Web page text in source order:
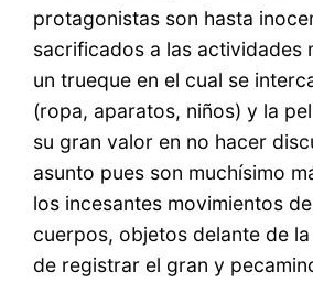
protagonistas son hasta
sacrificados a las actividades
un trueque en el cual se
(ropa, aparatos, niños) y la
su gran valor en no hacer
asunto pues son muchísimo
los incesantes movimientos
cuerpos, objetos delante de
de registrar el gran y